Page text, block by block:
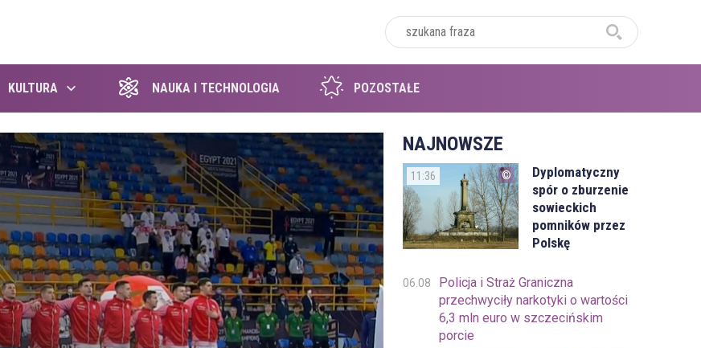
KULTURA NAUKA I TECHNOLOGIA POZOSTAŁE
NAJNOWSZE
11:36
Dyplomatyczny
spór o zburzenie
sowieckich
pomników przez
Polskę
06.08
Policja i Straż Graniczna
przechwyciły narkotyki o wartości
6,3 mln euro w szczecińskim
porcie